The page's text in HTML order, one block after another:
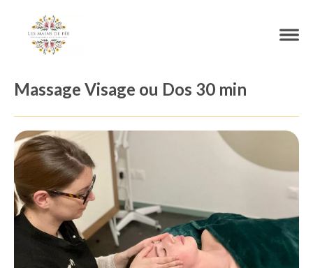
Massage Visage ou Dos 30 min